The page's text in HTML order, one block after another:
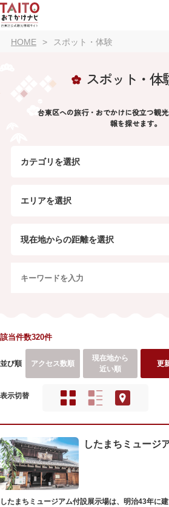
HOME スポット・体験
スポット・体
台東区への旅行・おでかけに役立つ観
報を探せます。
カテゴリを選択
エリアを選択
現在地からの距離を選択
該当件数320件
並び順 アクセス数順
現在地から
近い順
更
表示切替
したまちミュージアム付設展示場は、明治43年に